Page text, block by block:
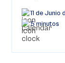
11 de Junio
5 minutos